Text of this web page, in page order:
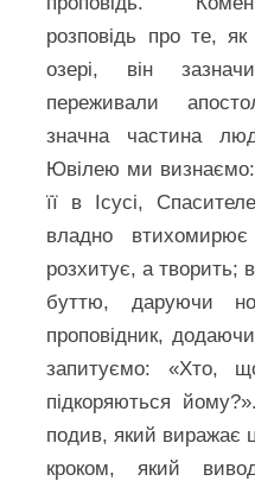
розповідь про те,
озері, він
переживали
значна частина
Ювілею ми визнаємо:
її в Ісусі,
владно
розхитує, а творить;
буттю, даруючи
проповідник,
запитуємо: «Хто,
підкоряються
подив, який виражає
кроком, який